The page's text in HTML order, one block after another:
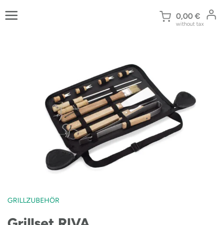
Inhalt
0,00 €
without tax
GRILLZUBEHÖR